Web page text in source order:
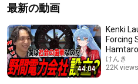
最新の動画
44:04
Kenki
Forcing
Kenki
けんき
22K views